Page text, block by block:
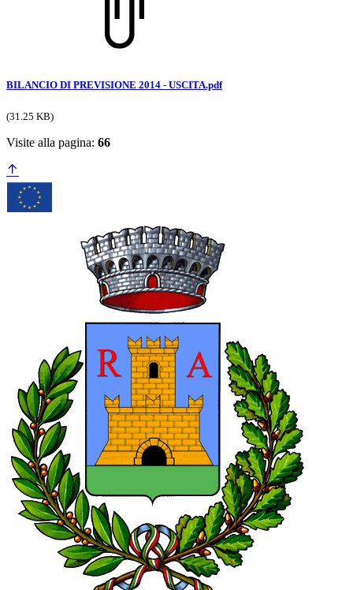
BILANCIO DI PREVISIONE 2014 - USCITA.pdf
(31.25 KB)
Visite alla pagina: 66